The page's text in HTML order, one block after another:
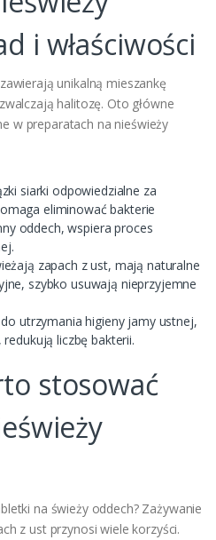
i właściwości
unikalną mieszankę
halitozę. Oto główne
w preparatach na nieświeży
siarki odpowiedzialne za
eliminować bakterie
oddech, wspiera proces
zapach z ust, mają naturalne
szybko usuwają nieprzyjemne
utrzymania higieny jamy ustnej,
liczbę bakterii.
stosować
na świeży oddech? Zażywanie
z ust przynosi wiele korzyści.